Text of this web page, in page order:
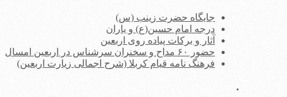
جایگاه حضرت زینب (س)
درجه امام حسین(ع) و یاران
آثار و برکات پیاده روی اربعین
حضور ۶۰ مداح و سخنران سرشناس در اربعین امسال
فرهنگ نامه قیام کربلا (شرح اجمالی زیارت اربعین)
.